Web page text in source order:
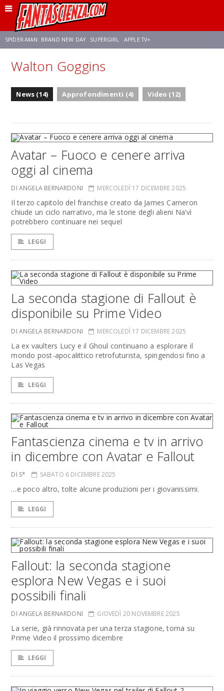
SPIDER-MAN: BRAND NEW DAY SUPERGIRL APPLE TV+
FRANCO RICCIARDIELLO ZENDAYA STAR TREK
Walton Goggins
News (14) Approfondimenti (4) Video (12)
Avatar – Fuoco e cenere arriva
oggi al cinema
DI ANGELA BERNARDONI MERCOLEDÌ 17 DICEMBRE 2025
Il terzo capitolo del franchise creato da James Cameron
chiude un ciclo narrativo, ma le storie degli alieni Na'vì
potrebbero continuare nei sequel
LEGGI
La seconda stagione di Fallout è
disponibile su Prime Video
DI ANGELA BERNARDONI MERCOLEDÌ 17 DICEMBRE 2025
La ex vaulters Lucy e il Ghoul continuano a esplorare il
mondo post-apocalittico retrofuturista, spingendosi fino a
Las Vegas
LEGGI
Fantascienza cinema e tv in arrivo
in dicembre con Avatar e Fallout
DI S* SABATO 6 DICEMBRE 2025
…e poco altro, tolte alcune produzioni per i giovanissimi.
LEGGI
Fallout: la seconda stagione
esplora New Vegas e i suoi
possibili finali
DI ANGELA BERNARDONI GIOVEDÌ 20 NOVEMBRE 2025
La serie, già rinnovata per una terza stagione, torna su
Prime Video il prossimo dicembre
LEGGI